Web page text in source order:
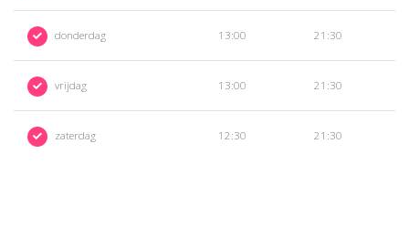
donderdag 13:00 21:30
vrijdag 13:00 21:30
zaterdag 12:30 21:30